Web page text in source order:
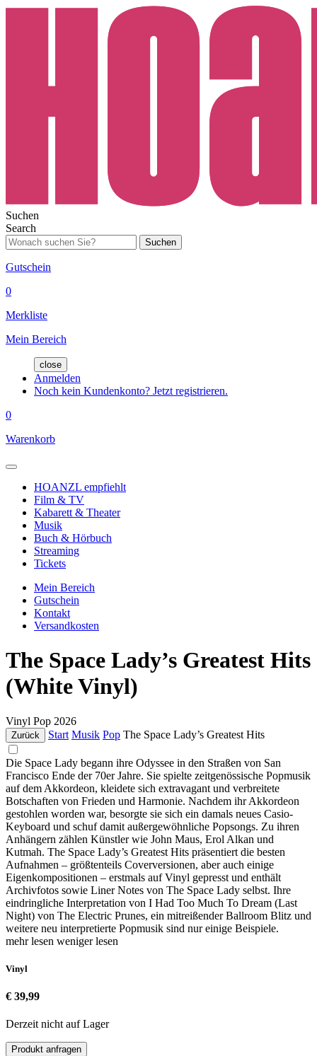
Suchen
Search
Suchen
Gutschein
0
Merkliste
Mein Bereich
close
Anmelden
Noch kein Kundenkonto? Jetzt registrieren.
0
Warenkorb
HOANZL empfiehlt
Film & TV
Kabarett & Theater
Musik
Buch & Hörbuch
Streaming
Tickets
Mein Bereich
Gutschein
Kontakt
Versandkosten
The Space Lady’s Greatest Hits
(White Vinyl)
Vinyl Pop 2026
Zurück Start Musik Pop The Space Lady’s Greatest Hits
Die Space Lady begann ihre Odyssee in den Straßen von San
Francisco Ende der 70er Jahre. Sie spielte zeitgenössische Popmusik
auf dem Akkordeon, kleidete sich extravagant und verbreitete
Botschaften von Frieden und Harmonie. Nachdem ihr Akkordeon
gestohlen worden war, besorgte sie sich ein damals neues Casio-
Keyboard und schuf damit außergewöhnliche Popsongs. Zu ihren
Anhängern zählen Künstler wie John Maus, Erol Alkan und
Kutmah. The Space Lady’s Greatest Hits präsentiert die besten
Aufnahmen – größtenteils Coverversionen, aber auch einige
Eigenkompositionen – erstmals auf Vinyl gepresst und enthält
Archivfotos sowie Liner Notes von The Space Lady selbst. Ihre
eindringliche Interpretation von I Had Too Much To Dream (Last
Night) von The Electric Prunes, ein mitreißender Ballroom Blitz und
weitere neu interpretierte Popmusik sind nur einige Beispiele.
mehr lesen weniger lesen
Vinyl
€ 39,99
Derzeit nicht auf Lager
Produkt anfragen